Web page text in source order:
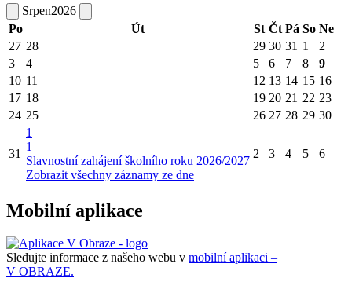
Srpen2026
Po
Út St Čt Pá So Ne
27 28 29 30 31 1
2
3
4 5 6 7 8
9
10 11 12 13 14 15 16
17 18 19 20 21 22 23
24 25 26 27 28 29 30
31
1
1
Slavnostní zahájení školního roku 2026/2027
Zobrazit všechny záznamy ze dne
2 3 4 5 6
Mobilní aplikace
Sledujte informace z našeho webu v mobilní aplikaci –
V OBRAZE.